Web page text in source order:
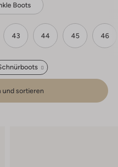
Boots
43 44 45 46
und sortieren